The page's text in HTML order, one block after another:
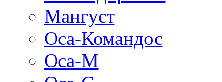
Мангуст
Оса-Командос
Оса-М